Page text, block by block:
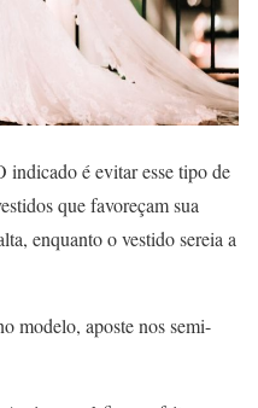
indicado é evitar esse tipo de
que favoreçam sua
enquanto o vestido sereia a
modelo, aposte nos semi-